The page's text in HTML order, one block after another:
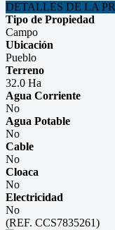
DETALLES DE LA
Tipo de Propiedad
Campo
Ubicación
Pueblo
Terreno
32.0 Ha
Agua Corriente
No
Agua Potable
No
Cable
No
Cloaca
No
Electricidad
No
(REF. CCS7835261)